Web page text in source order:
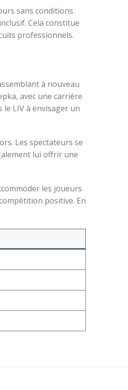
sans conditions
Cela constitue
professionnels.
à nouveau
avec une carrière
LIV à envisager un
Les spectateurs se
lui offrir une
les joueurs
positive. En